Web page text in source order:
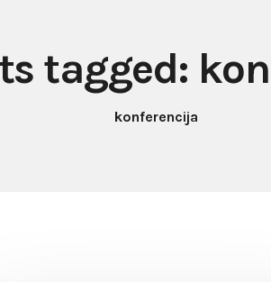
tagged:
konferencija